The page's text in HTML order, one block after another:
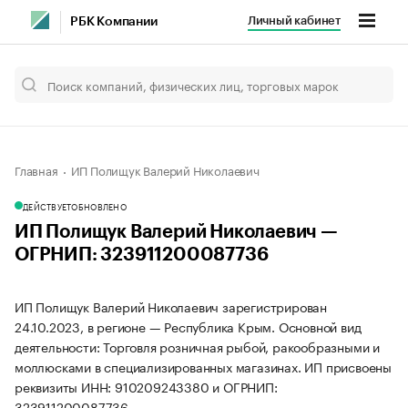
РБК Компании Личный кабинет
Главная ИП Полищук Валерий Николаевич
ДЕЙСТВУЕТОБНОВЛЕНО
ИП Полищук Валерий Николаевич —
ОГРНИП: 323911200087736
ИП Полищук Валерий Николаевич зарегистрирован
24.10.2023, в регионе — Республика Крым. Основной вид
деятельности: Торговля розничная рыбой, ракообразными и
моллюсками в специализированных магазинах. ИП присвоены
реквизиты ИНН: 910209243380 и ОГРНИП: